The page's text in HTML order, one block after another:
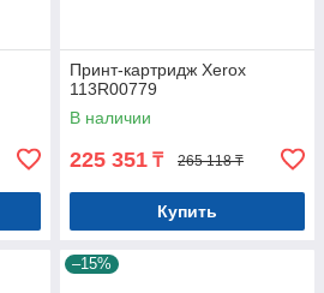
Принт-картридж Xerox
113R00779
В наличии
225 351 ₸ 265 118 ₸
Купить
–15%